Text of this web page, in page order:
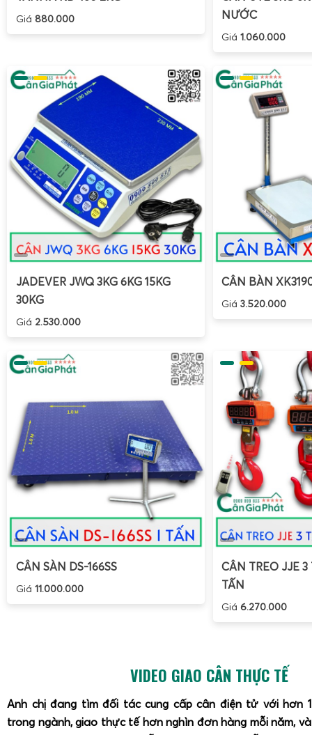
Giá 880.000
NƯỚC
Giá1.060.000
JADEVER JWQ 3KG 6KG 15KG
30KG
Giá 2.530.000
CÂN BÀN
Giá3.520.000
CÂN SÀN DS-166SS
Giá 11.000.000
CÂN TREO JJE
TẤN
Giá6.270.000
VIDEO GIAO CÂN THỰC TẾ
Anh chị đang tìm đối tác cung cấp cân điện tử với hơn
trong ngành, giao thực tế hơn nghìn đơn hàng mỗi năm,